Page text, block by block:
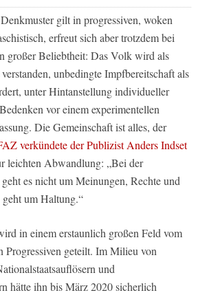
gilt in progressiven, woken
erfreut sich aber trotzdem bei
großer Beliebtheit: Das Volk wird als
unbedingte Impfbereitschaft als
unter Hintanstellung individueller
vor einem experimentellen
Die Gemeinschaft ist alles, der
verkündete der Publizist Anders Indset
leichten Abwandlung: „Bei der
es nicht um Meinungen, Rechte und
um Haltung.“
in einem erstaunlich großen Feld vom
Progressiven geteilt. Im Milieu von
und
hätte ihn bis März 2020 sicherlich